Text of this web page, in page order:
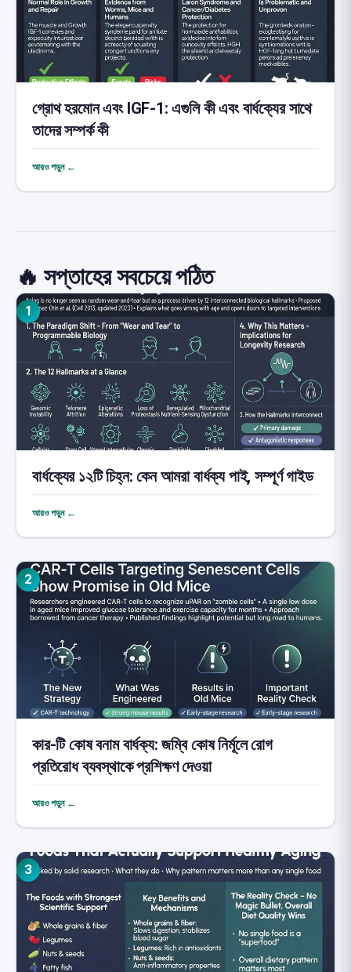
গ্রোথ হরমোন এবং IGF-1: এগুলি কী এবং বার্ধক্যের সাথে
তাদের সম্পর্ক কী
আরও পড়ুন ←
🔥 সপ্তাহের সবচেয়ে পঠিত
1
বার্ধক্যের ১২টি চিহ্ন: কেন আমরা বার্ধক্য পাই, সম্পূর্ণ গাইড
আরও পড়ুন ←
2
কার-টি কোষ বনাম বার্ধক্য: জম্বি কোষ নির্মূলে রোগ
প্রতিরোধ ব্যবস্থাকে প্রশিক্ষণ দেওয়া
আরও পড়ুন ←
3